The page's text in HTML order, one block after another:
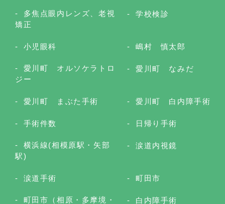
多焦点眼内レンズ、老視
矯正
学校検診
小児眼科 嶋村 慎太郎
愛川町 オルソケラトロ
ジー
愛川町 なみだ
愛川町 まぶた手術 愛川町 白内障手術
手術件数 日帰り手術
横浜線(相模原駅・矢部
駅)
涙道内視鏡
涙道手術 町田市
町田市（相原・多摩境・
白内障手術